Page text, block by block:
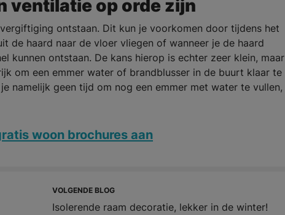
ventilatie op orde zijn
ontstaan. Dit kun je voorkomen door tijdens het
de haard naar de vloer vliegen of wanneer je de haard
kunnen ontstaan. De kans hierop is echter zeer klein, maar
om een emmer water of brandblusser in de buurt klaar te
namelijk geen tijd om nog een emmer met water te vullen,
woon brochures aan
VOLGENDE BLOG
Isolerende raam decoratie, lekker in de winter!